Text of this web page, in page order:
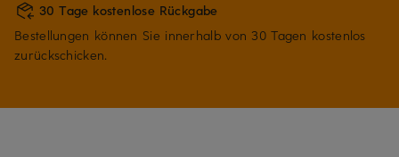
30 Tage kostenlose Rückgabe
Bestellungen können Sie innerhalb von 30 Tagen kostenlos
zurückschicken.